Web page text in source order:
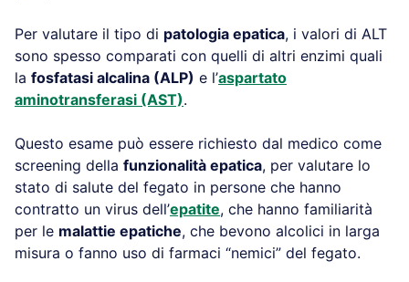
Per valutare il tipo di patologia epatica, i valori di ALT
sono spesso comparati con quelli di altri enzimi quali
la fosfatasi alcalina (ALP) e l’aspartato
aminotransferasi (AST).
Questo esame può essere richiesto dal medico come
screening della funzionalità epatica, per valutare lo
stato di salute del fegato in persone che hanno
contratto un virus dell’epatite, che hanno familiarità
per le malattie epatiche, che bevono alcolici in larga
misura o fanno uso di farmaci “nemici” del fegato.